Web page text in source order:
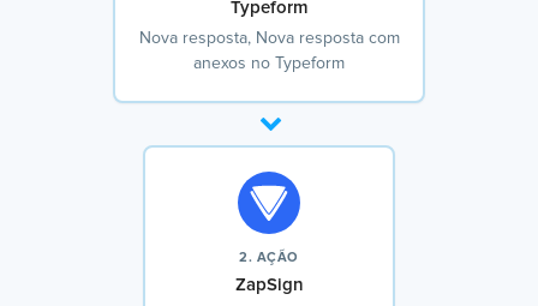
Typeform
Nova resposta, Nova resposta com
anexos no Typeform
2. AÇÃO
ZapSign